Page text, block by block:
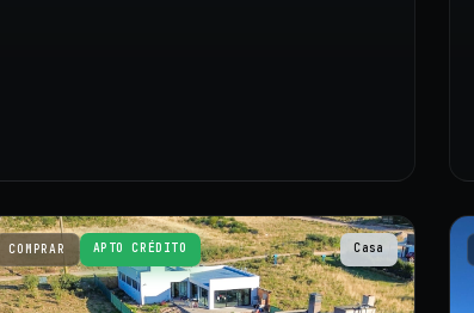
COMPRAR APTO CRÉDITO Casa